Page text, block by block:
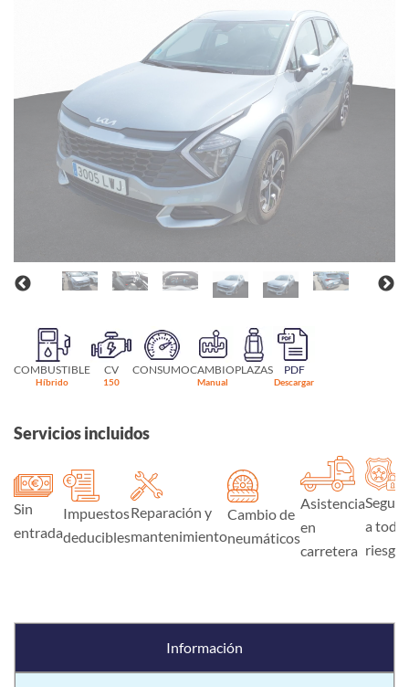
COMBUSTIBLE
Híbrido
CV
150
CONSUMOCAMBIO
Manual
PLAZAS PDF
Descargar
Servicios incluidos
Sin
entrada
Impuestos
deducibles
Reparación y
mantenimiento
Cambio de
neumáticos
Asistencia
en
carretera
Seguro
a todo
riesgo
Información